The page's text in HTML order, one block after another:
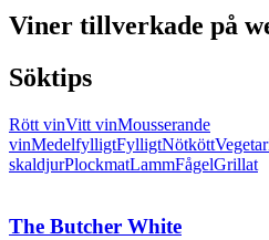
Viner tillverkade på
Söktips
Rött vinVitt vinMousserande
vinMedelfylligtFylligtNötkött
skaldjurPlockmatLammFågelGrillat
The Butcher White